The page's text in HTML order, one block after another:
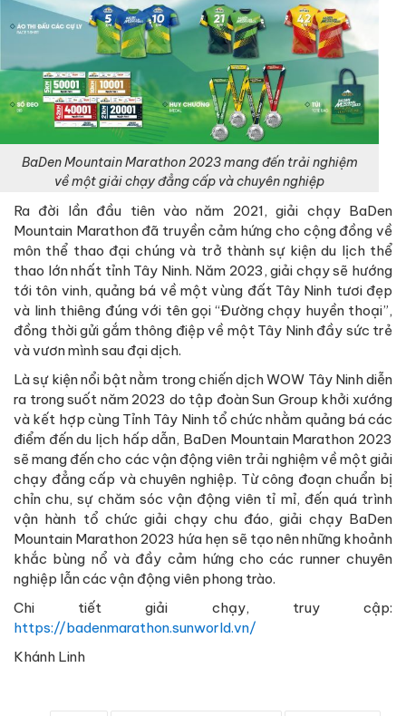
BaDen Mountain Marathon 2023 mang đến trải nghiệm
về một giải chạy đẳng cấp và chuyên nghiệp
Ra đời lần đầu tiên vào năm 2021, giải chạy BaDen
Mountain Marathon đã truyền cảm hứng cho cộng đồng về
môn thể thao đại chúng và trở thành sự kiện du lịch thể
thao lớn nhất tỉnh Tây Ninh. Năm 2023, giải chạy sẽ hướng
tới tôn vinh, quảng bá về một vùng đất Tây Ninh tươi đẹp
và linh thiêng đúng với tên gọi “Đường chạy huyền thoại”,
đồng thời gửi gắm thông điệp về một Tây Ninh đầy sức trẻ
và vươn mình sau đại dịch.
Là sự kiện nổi bật nằm trong chiến dịch WOW Tây Ninh diễn
ra trong suốt năm 2023 do tập đoàn Sun Group khởi xướng
và kết hợp cùng Tỉnh Tây Ninh tổ chức nhằm quảng bá các
điểm đến du lịch hấp dẫn, BaDen Mountain Marathon 2023
sẽ mang đến cho các vận động viên trải nghiệm về một giải
chạy đẳng cấp và chuyên nghiệp. Từ công đoạn chuẩn bị
chỉn chu, sự chăm sóc vận động viên tỉ mỉ, đến quá trình
vận hành tổ chức giải chạy chu đáo, giải chạy BaDen
Mountain Marathon 2023 hứa hẹn sẽ tạo nên những khoảnh
khắc bùng nổ và đầy cảm hứng cho các runner chuyên
nghiệp lẫn các vận động viên phong trào.
Chi tiết giải chạy, truy cập:
https://badenmarathon.sunworld.vn/
Khánh Linh